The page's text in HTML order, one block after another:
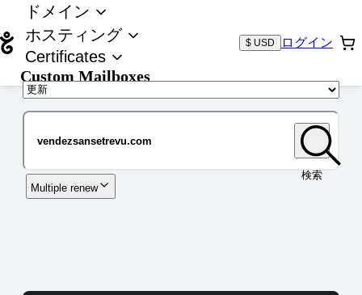
ドメイン
ホスティング
Certificates
Custom Mailboxes
$ USD ログイン
検索
Multiple renew